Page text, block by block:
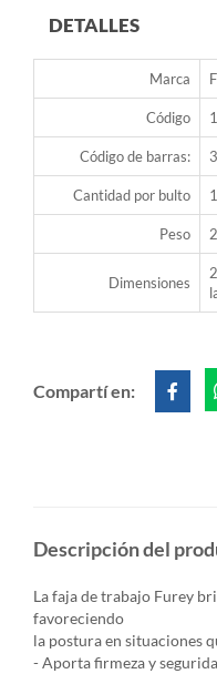
DETALLES
Marca
Código
Código de barras:
Cantidad por bulto 1
Peso
Dimensiones
Compartí en:
Descripción del
La faja de trabajo Furey
favoreciendo
la postura en situaciones
- Aporta firmeza y